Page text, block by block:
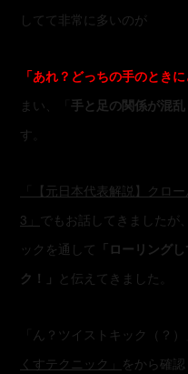
してて非常に多いのが
「あれ？どっちの手のとき
まい、「 手と足の関係が混乱
す。
「【元日本代表解説】クロ
3」 でもお話してきましたが
ックを通して
「ローリング
ク！」 と伝えてきました。
「ん？ツイストキック（？
くすテクニック」 をから確